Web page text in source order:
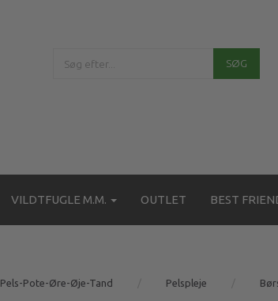
SØG
VILDTFUGLE M.M. OUTLET BEST
Pels-Pote-Øre-Øje-Tand Pelspleje